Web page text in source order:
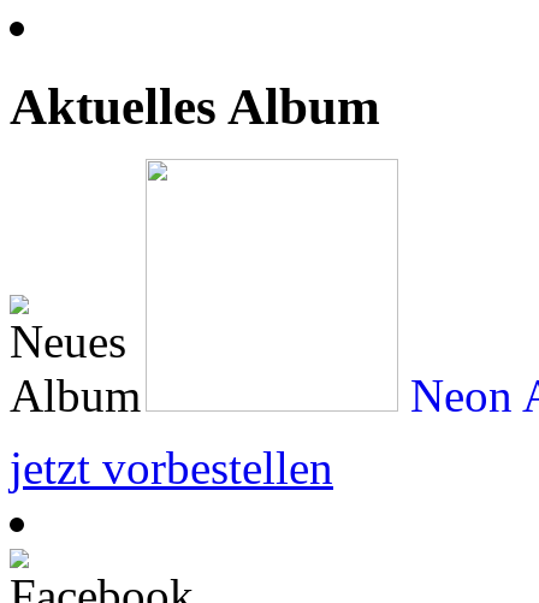
Aktuelles Album
Neon
jetzt vorbestellen